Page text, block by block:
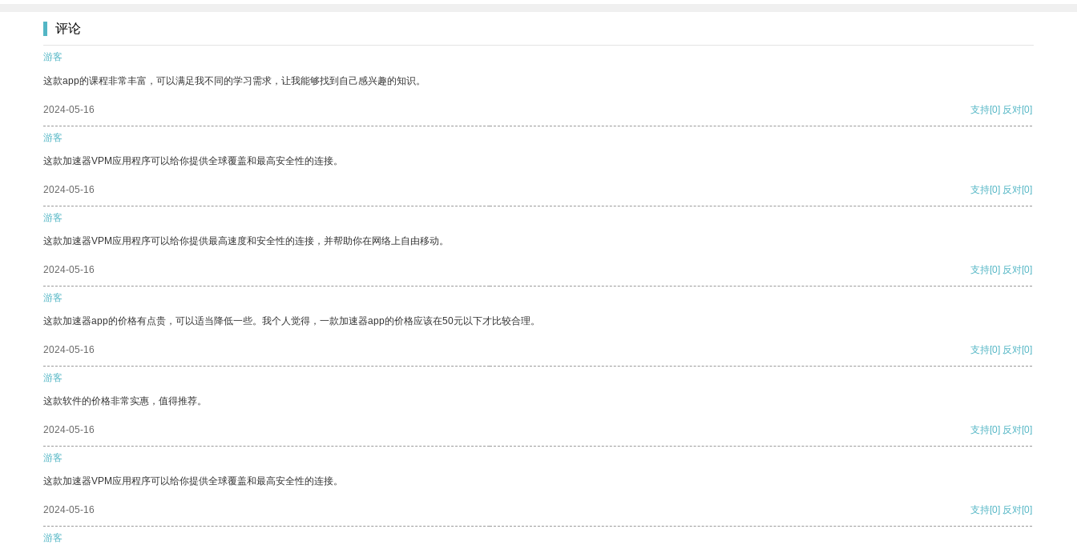
评论
游客
这款app的课程非常丰富，可以满足我不同的学习需求，让我能够找到自己感兴趣的知识。
2024-05-16 支持[0] 反对[0]
游客
这款加速器VPM应用程序可以给你提供全球覆盖和最高安全性的连接。
2024-05-16 支持[0] 反对[0]
游客
这款加速器VPM应用程序可以给你提供最高速度和安全性的连接，并帮助你在网络上自由移动。
2024-05-16 支持[0] 反对[0]
游客
这款加速器app的价格有点贵，可以适当降低一些。我个人觉得，一款加速器app的价格应该在50元以下才比较合理。
2024-05-16 支持[0] 反对[0]
游客
这款软件的价格非常实惠，值得推荐。
2024-05-16 支持[0] 反对[0]
游客
这款加速器VPM应用程序可以给你提供全球覆盖和最高安全性的连接。
2024-05-16 支持[0] 反对[0]
游客